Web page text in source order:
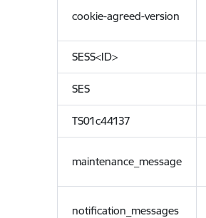
cookie-agreed-version
SESS<ID>
SES
TS01c44137
maintenance_message
notification_messages